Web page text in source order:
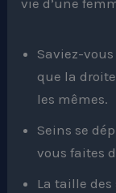
vie d’une
Saviez-
que la
les mêmes.
Seins se
vous faites
La taille